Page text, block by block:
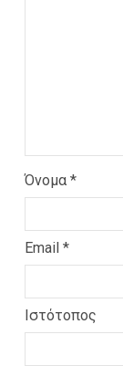
Όνομα *
Email *
Ιστότοπος